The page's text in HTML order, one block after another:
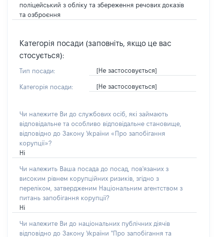
поліцейський з обліку та збереження речових доказів
та озброєння
Категорія посади (заповніть, якщо це вас
стосується):
Тип посади: [Не застосовується]
Категорія посади: [Не застосовується]
Чи належите Ви до службових осіб, які займають
відповідальне та особливо відповідальне становище,
відповідно до Закону України «Про запобігання
корупції»?
Ні
Чи належить Ваша посада до посад, пов'язаних з
високим рівнем корупційних ризиків, згідно з
переліком, затвердженим Національним агентством з
питань запобігання корупції?
Ні
Чи належите Ви до національних публічних діячів
відповідно до Закону України "Про запобігання та